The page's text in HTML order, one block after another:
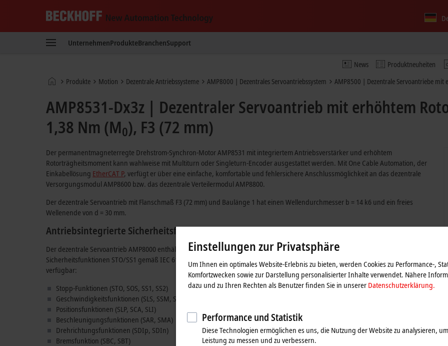
New
UnternehmenProdukteBranchenSupport
News Produktneuheiten
StartseiteProdukte Motion Dezentrale Antriebssysteme AMP8000 | Dezentrales Servoantriebssystem AMP8500 | Dezentrale Servoantriebe
AMP8531-Dx3z | Dezentraler Servoantrieb mit erhöhtem
1,38 Nm (M0), F3 (72 mm)
Der permanentmagneterregte Drehstrom-Synchron-Motor AMP8531 mit integriertem Antriebsverstärker und erhöhtem
Rotorträgheitsmoment kann wahlweise mit Multiturn oder Singleturn-Encoder ausgestattet werden. Mit One Cable Automation, der
Einkabellösung EtherCAT P, verfügt er über eine einfache, komfortable und fehlersichere Anschlussmöglichkeit an das dezentrale
Versorgungsmodul AMP8600 bzw. das dezentrale Verteilermodul AMP8800.
Der dezentrale Servoantrieb mit Flanschmaß F3 (72 mm) und Baulänge 1 hat einen Wellendurchmesser b = 14 k6 und ein freies
Wellenende von d = 30 mm.
Antriebsintegrierte Sicherheitsfunktionen
Der dezentrale Servoantrieb AMP8000 enthält standardmäßigTwinSAFEzur Realisierung der antriebsintegrierten
Sicherheitsfunktionen STO/SS1 gemäß IEC 61800-5-2. Optional ist er mit folgenden TwinSAFE Safe Motion Sicherheitsfunktionen
verfügbar:
Stopp-Funktionen (STO, SOS, SS1, SS2)
Geschwindigkeitsfunktionen (SLS, SSM, SSR, SMS)
Positionsfunktionen (SLP, SCA, SLI)
Beschleunigungsfunktionen (SAR, SMA)
Drehrichtungsfunktionen (SDIp, SDIn)
Bremsfunktion (SBC, SBT)
Einstellungen zur Privatsphäre
Um Ihnen ein optimales Website-Erlebnis zu bieten, werden Cookies zu Performance-,
Komfortzwecken sowie zur Darstellung personalisierter Inhalte verwendet. Nähere
dazu und zu Ihren Rechten als Benutzer finden Sie in unserer Datenschutzerklärung.
Performance und Statistik
Diese Technologien ermöglichen es uns, die Nutzung der Website zu analysieren,
Leistung zu messen und zu verbessern.